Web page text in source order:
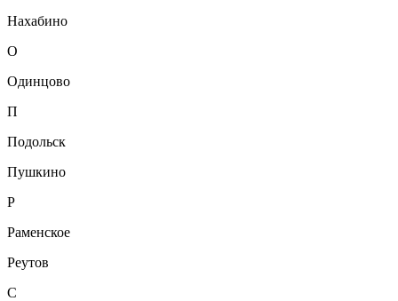
Нахабино
О
Одинцово
П
Подольск
Пушкино
Р
Раменское
Реутов
С